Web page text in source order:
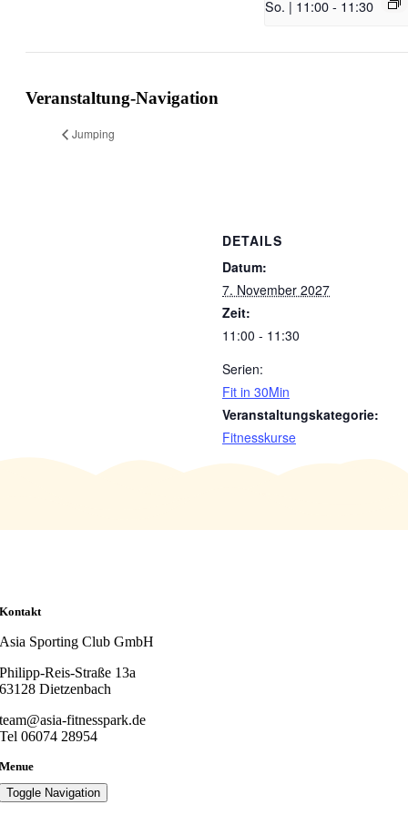
So. | 11:00- 11:30
Veranstaltung-Navigation
Jumping
DETAILS
Datum:
7. November 2027
Zeit:
11:00 - 11:30
Serien:
Fit in 30Min
Veranstaltungskategorie:
Fitnesskurse
Kontakt
Asia Sporting Club GmbH
Philipp-Reis-Straße 13a
63128 Dietzenbach
team@asia-fitnesspark.de
Tel 06074 28954
Menue
Toggle Navigation